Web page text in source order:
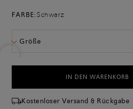
FARBE:Schwarz
Größe
IN DEN WARENKORB
Kostenloser Versand & Rückgabe